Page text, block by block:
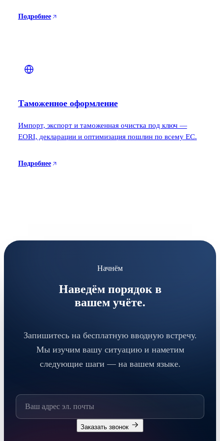
Подробнее
Таможенное оформление
Импорт, экспорт и таможенная очистка под ключ —
EORI, декларации и оптимизация пошлин по всему ЕС.
Подробнее
Начнём
Наведём порядок в
вашем учёте.
Запишитесь на бесплатную вводную встречу.
Мы изучим вашу ситуацию и наметим
следующие шаги — на вашем языке.
Заказать звонок